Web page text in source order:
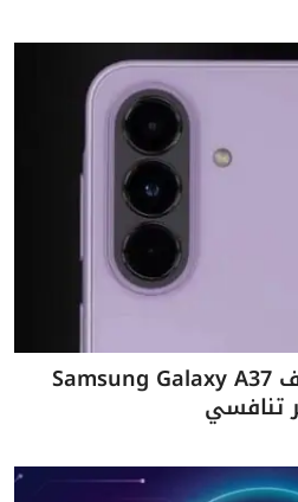
استكشف مميزات هاتف Samsung Galaxy A37
تنافسي